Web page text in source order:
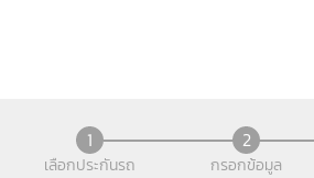
1
เลือกประกันรถ
2
กรอกข้อมูล